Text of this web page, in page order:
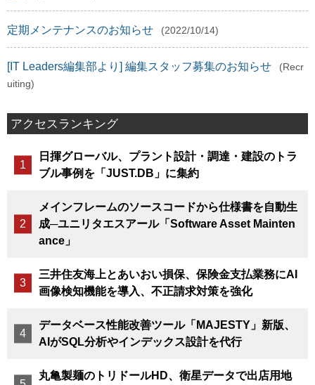
定期メンテナンスのお知らせ (2022/10/14)
[IT Leaders編集部より] 編集スタッフ募集のお知らせ
(Recr
uiting)
アクセスランキング
日揮グローバル、プラント設計・調達・建設のトラ
ブル事例を「JUST.DB」に集約
メインフレームのソースコードから仕様書を自動生
成─ユニリタエスアール「Software Asset Mainten
ance」
三井住友海上とあいおい損保、保険金支払業務にAI
画像検知機能を導入、不正請求対策を強化
データベース性能改善ツール「MAJESTY」新版、
AIがSQL分析やインデックス設計を代行
丸亀製麺のトリドールHD、衛星データで出店用地